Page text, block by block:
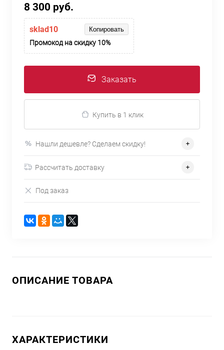
8 300 руб.
sklad10 Копировать
Промокод на скидку 10%
Заказать
Купить в 1 клик
Нашли дешевле? Сделаем скидку!
Рассчитать доставку
Под заказ
ОПИСАНИЕ ТОВАРА
ХАРАКТЕРИСТИКИ